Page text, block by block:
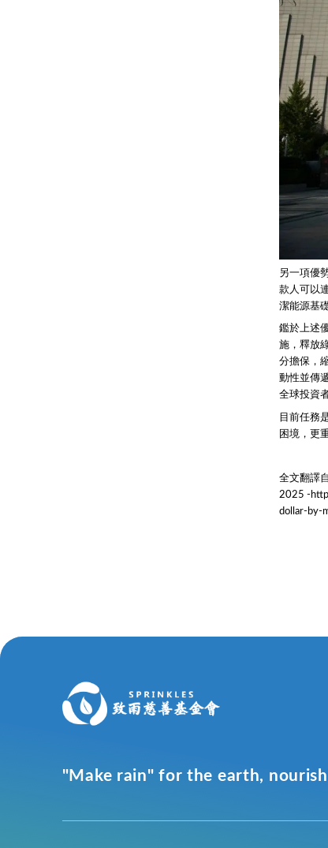
另一項優
款人可以
潔能源基
鑑於上述
施，釋放
分擔保，
動性並傳
全球投資者
目前任務
困境，更
全文翻譯
2025 -
dollar-by-
"Make rain" for the earth,